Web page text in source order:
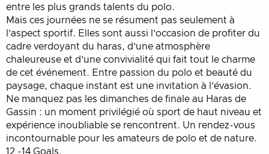
entre les plus grands talents du polo.
Mais ces journées ne se résument pas seulement à
l’aspect sportif. Elles sont aussi l’occasion de profiter du
cadre verdoyant du haras, d’une atmosphère
chaleureuse et d’une convivialité qui fait tout le charme
de cet événement. Entre passion du polo et beauté du
paysage, chaque instant est une invitation à l’évasion.
Ne manquez pas les dimanches de finale au Haras de
Gassin : un moment privilégié où sport de haut niveau et
expérience inoubliable se rencontrent. Un rendez-vous
incontournable pour les amateurs de polo et de nature.
12 -14 Goals.